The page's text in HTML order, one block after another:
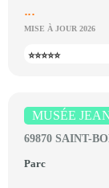
...
MISE À JOUR 2026
⭐⭐⭐⭐⭐
MUSÉE
69870 SAINT-
Parc